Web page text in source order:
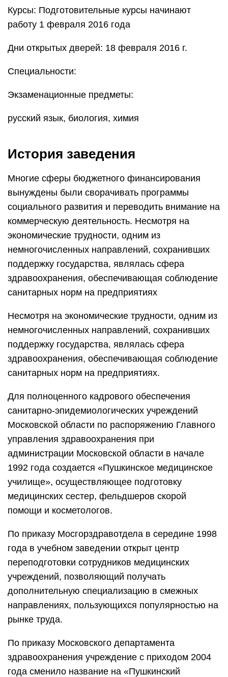
Курсы: Подготовительные курсы начинают
работу 1 февраля 2016 года
Дни открытых дверей: 18 февраля 2016 г.
Специальности:
Экзаменационные предметы:
русский язык, биология, химия
История заведения
Многие сферы бюджетного финансирования
вынуждены были сворачивать программы
социального развития и переводить внимание на
коммерческую деятельность. Несмотря на
экономические трудности, одним из
немногочисленных направлений, сохранивших
поддержку государства, являлась сфера
здравоохранения, обеспечивающая соблюдение
санитарных норм на предприятиях
Несмотря на экономические трудности, одним из
немногочисленных направлений, сохранивших
поддержку государства, являлась сфера
здравоохранения, обеспечивающая соблюдение
санитарных норм на предприятиях.
Для полноценного кадрового обеспечения
санитарно-эпидемиологических учреждений
Московской области по распоряжению Главного
управления здравоохранения при
администрации Московской области в начале
1992 года создается «Пушкинское медицинское
училище», осуществляющее подготовку
медицинских сестер, фельдшеров скорой
помощи и косметологов.
По приказу Мосгорздравотдела в середине 1998
года в учебном заведении открыт центр
переподготовки сотрудников медицинских
учреждений, позволяющий получать
дополнительную специализацию в смежных
направлениях, пользующихся популярностью на
рынке труда.
По приказу Московского департамента
здравоохранения учреждение с приходом 2004
года сменило название на «Пушкинский